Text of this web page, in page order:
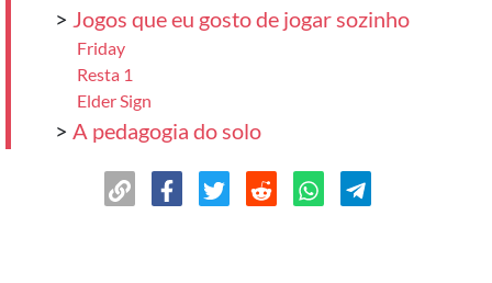
> Jogos que eu gosto de jogar sozinho
Friday
Resta 1
Elder Sign
> A pedagogia do solo